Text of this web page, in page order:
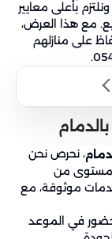
بأعلى معايير
مع هذا العرض،
على منازلهم
، نحرص نحن
مستوى من
موثوقة، مع
في الموعد